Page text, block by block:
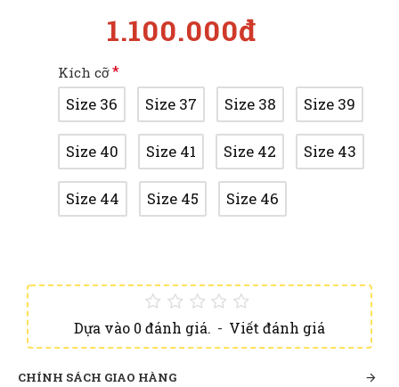
Dựa vào 0 đánh giá. - Viết đánh giá
1.100.000đ
Kích cỡ
Size 36 Size 37 Size 38 Size 39
Size 40 Size 41 Size 42 Size 43
Size 44 Size 45 Size 46
CHÍNH SÁCH GIAO HÀNG